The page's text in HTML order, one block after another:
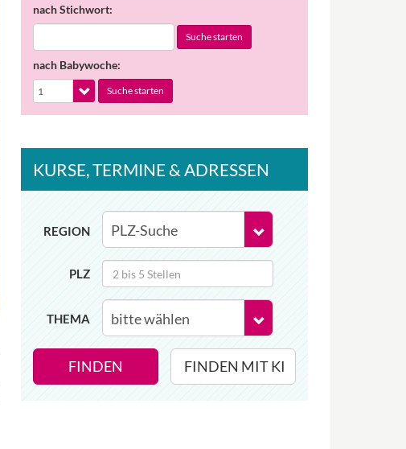
nach Stichwort:
Suche starten
nach Babywoche:
Suche starten
KURSE, TERMINE & ADRESSEN
REGION
PLZ
THEMA
FINDEN FINDEN MIT KI